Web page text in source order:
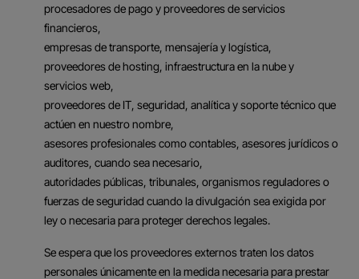
procesadores de pago y proveedores de servicios
financieros,
empresas de transporte, mensajería y logística,
proveedores de hosting, infraestructura en la nube y
servicios web,
proveedores de IT, seguridad, analítica y soporte técnico que
actúen en nuestro nombre,
asesores profesionales como contables, asesores jurídicos o
auditores, cuando sea necesario,
autoridades públicas, tribunales, organismos reguladores o
fuerzas de seguridad cuando la divulgación sea exigida por
ley o necesaria para proteger derechos legales.
Se espera que los proveedores externos traten los datos
personales únicamente en la medida necesaria para prestar